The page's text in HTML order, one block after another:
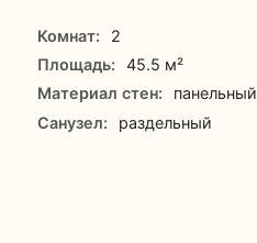
Комнат:
2
Площадь:
45.5 м²
Материал стен:
панельный
Санузел:
раздельный